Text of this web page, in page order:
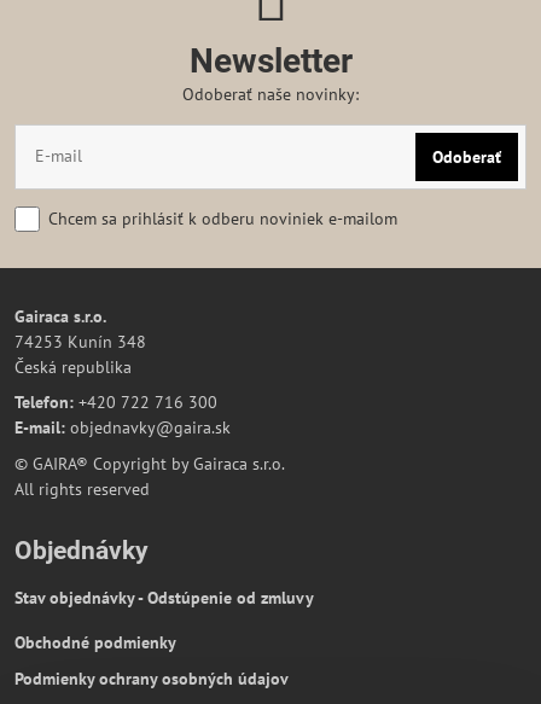
Newsletter
Odoberať naše novinky:
Odoberať
Chcem sa prihlásiť k odberu noviniek e-mailom
Gairaca s.r.o.
74253 Kunín 348
Česká republika
Telefon: +420 722 716 300
E-mail: objednavky@gaira.sk
© GAIRA® Copyright by Gairaca s.r.o.
All rights reserved
Objednávky
Stav objednávky - Odstúpenie od zmluvy
Obchodné podmienky
Podmienky ochrany osobných údajov